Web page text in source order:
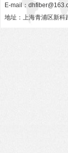
E-mail：
地址：上海青浦区新科